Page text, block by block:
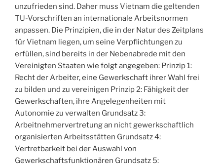
unzufrieden sind. Daher muss Vietnam die geltenden
TU-Vorschriften an internationale Arbeitsnormen
anpassen. Die Prinzipien, die in der Natur des Zeitplans
für Vietnam liegen, um seine Verpflichtungen zu
erfüllen, sind bereits in der Nebenabrede mit den
Vereinigten Staaten wie folgt angegeben: Prinzip 1:
Recht der Arbeiter, eine Gewerkschaft ihrer Wahl frei
zu bilden und zu vereinigen Prinzip 2: Fähigkeit der
Gewerkschaften, ihre Angelegenheiten mit
Autonomie zu verwalten Grundsatz 3:
Arbeitnehmervertretung an nicht gewerkschaftlich
organisierten Arbeitsstätten Grundsatz 4:
Vertretbarkeit bei der Auswahl von
Gewerkschaftsfunktionären Grundsatz 5: